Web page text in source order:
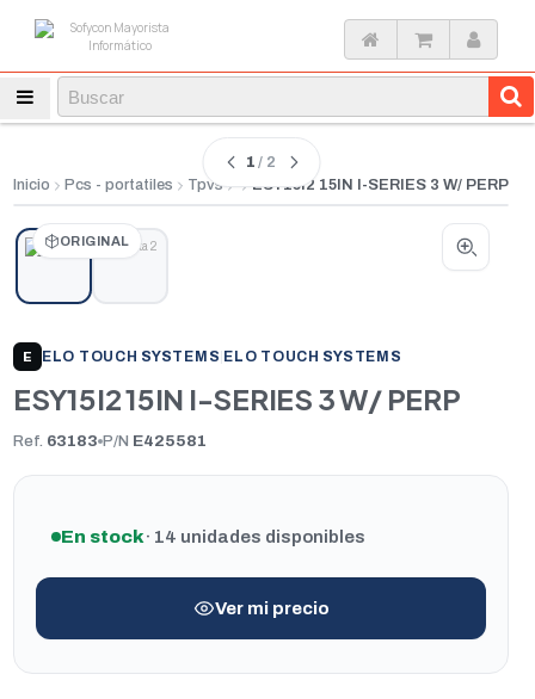
Inicio Pcs - portatiles Tpvs ESY15I2 15IN I-SERIES 3 W/ PERP
ORIGINAL
1 / 2
E ELO TOUCH SYSTEMS ELO TOUCH SYSTEMS
ESY15I2 15IN I-SERIES 3 W/ PERP
Ref. 63183 P/N E425581
En stock· 14 unidades disponibles
Ver mi precio